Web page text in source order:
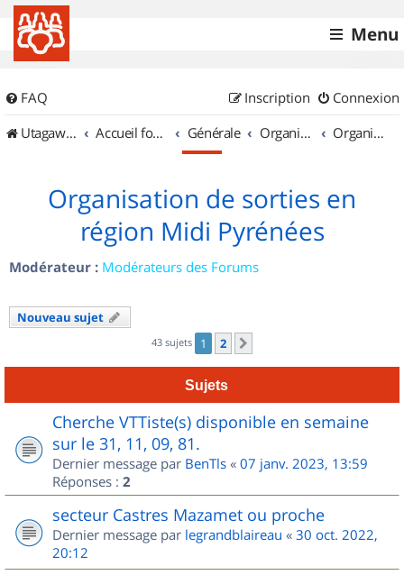
Menu
FAQ Connexion
Inscription
UtagawaVTT (Randos VTT et VTTAE avec traces GPS)
Accueil forum Générale Organisation de sorties & Recherche de partenaires Organisation de sorties en région Midi Pyrénées
Organisation de sorties en
région Midi Pyrénées
Modérateur : Modérateurs des Forums
Nouveau sujet
43 sujets 1 2
Sujets
Cherche VTTiste(s) disponible en semaine
sur le 31, 11, 09, 81.
Dernier message par BenTls « 07 janv. 2023, 13:59
Réponses : 2
secteur Castres Mazamet ou proche
Dernier message par legrandblaireau « 30 oct. 2022,
20:12